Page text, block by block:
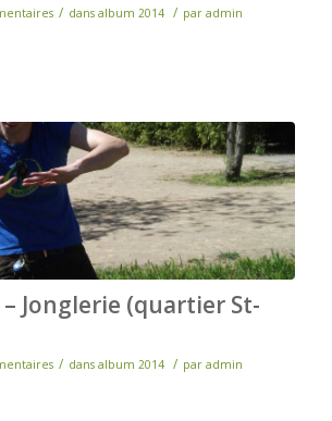
/ dans album 2014 / par admin
Jonglerie (quartier St-
/ dans album 2014 / par admin